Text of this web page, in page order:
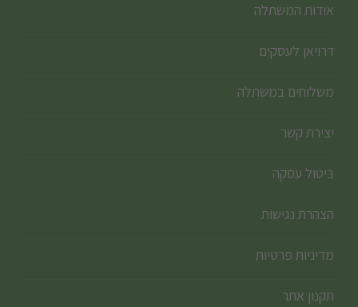
אודות המשתלה
דרויאן לעסקים
משלוחים במשתלה
יצירת קשר
ביטול עסקה
הצהרת נגישות
מדיניות פרטיות
תקנון אתר